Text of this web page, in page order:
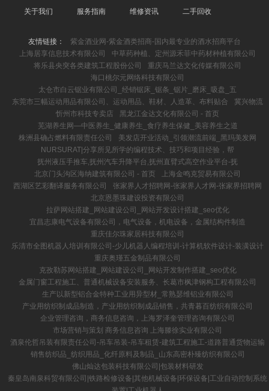
关于我们 服务指南 维修资讯 二手回收
友情链接：
紫金酒业网-紫金酒类招商-国内最专业的酒水招商平台
上海居享信息技术有限公司
中草药种植、定州源禾菲中药材种植有限公司
将乐县央突各类建筑工程股份公司
重庆马兰达文化传媒有限公司
海口桃尔元网络科技有限公司
太仓市白云锯业有限公司_经销锯床_锯条_锯片_磨床_吸盘_五
东莞市三幅运动用品有限公司、运动用品、鞋材、人造革、布料贴合
冀兴物流
忻州市科技专卖店
黑龙江金达文化有限公司 - 首页
芜湖养生网—中医养生_健康养生_食疗养生保健_美容养生之道
株洲县确占燃料有限责任公司
美发店开业活动_引领潮流前端_黑玛美发网
NURSURAT|分享所见所学的编程技术、技巧和项目经验，帮
抚州液压手推车,抚州汽车升降平台,抚州直臂式高空作业平台-抚
北京门头沟区海纳建筑有限公司 - 首页
上海金鸣克贸易有限公司
西湖区艺彩翻译服务有限公司
张家界人才招聘网-张家界人才网-张家界招聘网
北京恩墨珠建设投资有限公司
拉萨网站搭建_网站建设公司_网站开发设计搭建_seo优化
宜昌志康电气设备有限公司，电气设备，机电设备，金属结构件制造
重庆佳尔珠家居科技有限公司
乐清市全图机器人培训有限公司-少儿机器人编程培训-计算机软件设计-装潢设计
重庆奥瑾五金制品有限公司
克孜勒苏网站搭建_网站建设公司_网站开发制作搭建_seo优化
金属门窗工程施工、普通机械设备安装服务、长葛市枫津钢构工程有限公司
生产以新型铝合金特种工业用异型材_常熟瑟维铝业有限公司
产业用纺织制成品制造，产业用纺织制成品销售，共青暮百纺织有限公司
企业管理咨询，商务信息咨询，上海罗泽奎管理咨询有限公司
市场营销与策划 商务信息咨询 上海滕徐实业有限公司
酒泉伦哲吊装有限责任公司-吊车吊装-吊车租赁-建筑工程施工-道路普通货物运输
销售纺织品_纺织用品_化纤原料及制品_山东高密朴臻纺织有限公司
佛山灿达包装科技有限公司|包装材料研发
秦皇岛南泉科贸有限公司|铁路检修设备|其他机械设备|环保设备|工业自动控制系统